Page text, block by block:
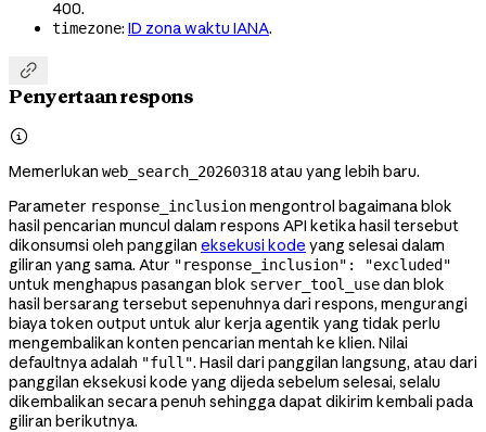
400.
timezone: ID zona waktu IANA.

Penyertaan respons

Memerlukan web_search_20260318atau yang lebih baru.
Parameter response_inclusionmengontrol bagaimana blok
hasil pencarian muncul dalam respons API ketika hasil tersebut
dikonsumsi oleh panggilan eksekusi kode yang selesai dalam
giliran yang sama. Atur "response_inclusion": "excluded"
untuk menghapus pasangan blok server_tool_usedan blok
hasil bersarang tersebut sepenuhnya dari respons, mengurangi
biaya token output untuk alur kerja agentik yang tidak perlu
mengembalikan konten pencarian mentah ke klien. Nilai
defaultnya adalah "full". Hasil dari panggilan langsung, atau dari
panggilan eksekusi kode yang dijeda sebelum selesai, selalu
dikembalikan secara penuh sehingga dapat dikirim kembali pada
giliran berikutnya.